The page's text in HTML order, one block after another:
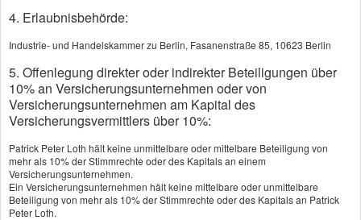
nicht oder nicht vertragsgerecht erfüllen. Das
Modell: Der Versicherer bürgt für Sie in Höhe des
Sicherheitseinbehalts, als Nachweis schickt er
Ihrem Auftraggeber eine Bürgschaftsurkunde. Eine
Kautionsversicherung ist meist deutlich günstiger
als eine Bankbürgschaft von der Hausbank.
Liquidität Ihres Unternehmens bleibt erhalten
Ihre Kreditlinie wird nicht angegriffen, Sie brauchen
4. Erlaubnisbehörde:
Industrie- und Handelskammer zu Berlin, Fasanenstraße 85, 10623 Berlin
5. Offenlegung direkter oder indirekter Beteiligungen über
10% an Versicherungsunternehmen oder von
Versicherungsunternehmen am Kapital des
Versicherungsvermittlers über 10%:
Patrick Peter Loth hält keine unmittelbare oder mittelbare Beteiligung von
mehr als 10% der Stimmrechte oder des Kapitals an einem
Versicherungsunternehmen.
Ein Versicherungsunternehmen hält keine mittelbare oder unmittelbare
Beteiligung von mehr als 10% der Stimmrechte oder des Kapitals an Patrick
Peter Loth.